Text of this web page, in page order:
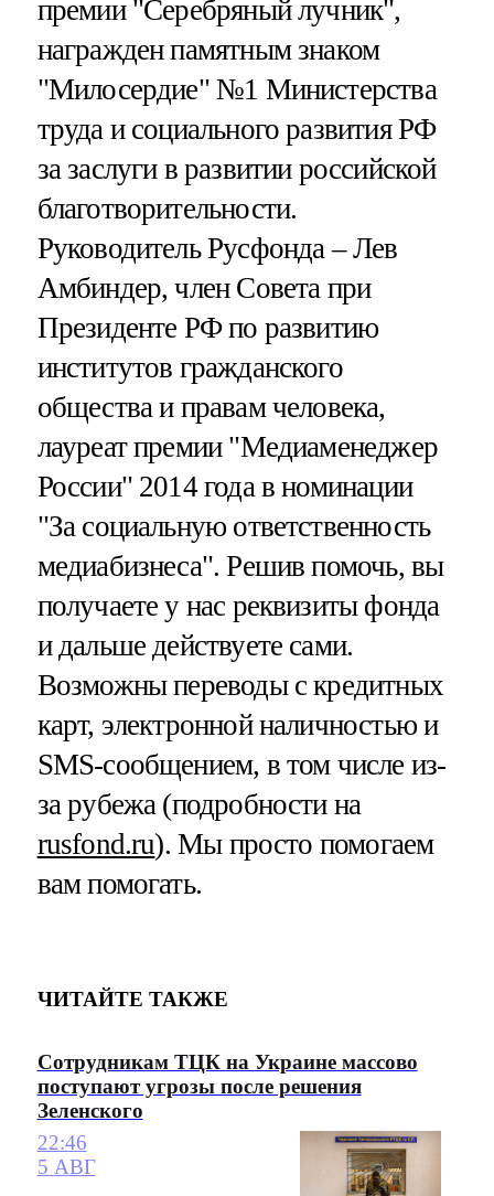
премии "Серебряный лучник",
награжден памятным знаком
"Милосердие" №1 Министерства
труда и социального развития РФ
за заслуги в развитии российской
благотворительности.
Руководитель Русфонда – Лев
Амбиндер, член Совета при
Президенте РФ по развитию
институтов гражданского
общества и правам человека,
лауреат премии "Медиаменеджер
России" 2014 года в номинации
"За социальную ответственность
медиабизнеса". Решив помочь, вы
получаете у нас реквизиты фонда
и дальше действуете сами.
Возможны переводы с кредитных
карт, электронной наличностью и
SMS-сообщением, в том числе из-
за рубежа (подробности на
rusfond.ru). Мы просто помогаем
вам помогать.
ЧИТАЙТЕ ТАКЖЕ
Сотрудникам ТЦК на Украине массово
поступают угрозы после решения
Зеленского
22:46
5 АВГ